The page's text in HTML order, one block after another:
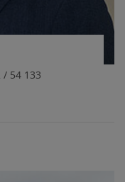
54 133